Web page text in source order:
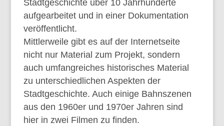
Stadtgeschichte über 10 Jahrhunderte
aufgearbeitet und in einer Dokumentation
veröffentlicht.
Mittlerweile gibt es auf der Internetseite
nicht nur Material zum Projekt, sondern
auch umfangreiches historisches Material
zu unterschiedlichen Aspekten der
Stadtgeschichte. Auch einige Bahnszenen
aus den 1960er und 1970er Jahren sind
hier in zwei Filmen zu finden.